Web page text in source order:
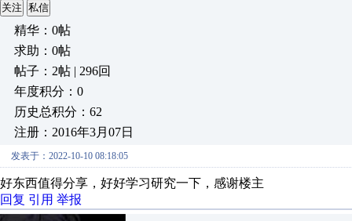
关注 私信
精华：0帖
求助：0帖
帖子：2帖 | 296回
年度积分：0
历史总积分：62
注册：2016年3月07日
发表于：2022-10-10 08:18:05
好东西值得分享，好好学习研究一下，感谢楼主
回复 引用 举报